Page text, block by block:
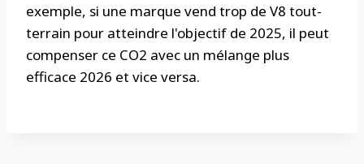
exemple, si une marque vend trop de V8 tout-
terrain pour atteindre l'objectif de 2025, il peut
compenser ce CO2 avec un mélange plus
efficace 2026 et vice versa.